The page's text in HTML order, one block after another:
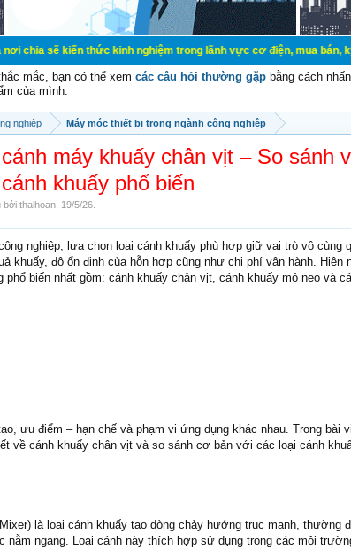
thức kinh nghiệm trong lãnh vực cơ điện, mua bán, ký gửi,
mắc, bạn có thể xem các câu hỏi thường gặp bằng cách
của mình.
nghiệp Máy móc thiết bị trong ngành công nghiệp
máy khuấy chân vịt – So sánh
khuấy phổ biến
bởi thaihoan 19/5/26
nghiệp, lựa chọn loại cánh khuấy phù hợp giữ vai trò vô cùng
khuấy, độ ổn định của hỗn hợp cũng như chi phí vận hành. Hiện
biến nhất gồm: cánh khuấy chân vịt, cánh khuấy mỏ neo và
ưu điểm – hạn chế và phạm vi ứng dụng khác nhau. Trong bài
về cánh khuấy chân vịt và so sánh cơ bản với các loại cánh
là loại cánh khuấy tạo dòng chảy hướng trục mạnh, thường
nằm ngang. Loại cánh này thích hợp sử dụng trong các môi